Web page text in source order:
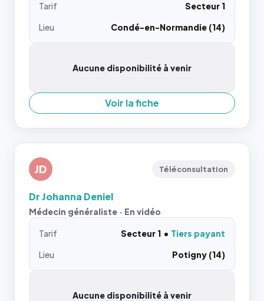
Tarif
Secteur 1
Lieu
Condé-en-Normandie (14)
Aucune disponibilité à venir
Voir la fiche
JD Téléconsultation
Dr Johanna Deniel
Médecin généraliste · En vidéo
Tarif Secteur 1
Tiers payant
Lieu
Potigny (14)
Aucune disponibilité à venir